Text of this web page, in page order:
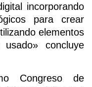
incorporando
para crear
elementos
concluye
Congreso de